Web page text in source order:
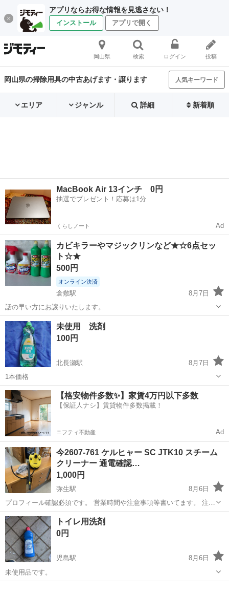
アプリならお得な情報を見逃さない！
インストール アプリで開く
岡山県 検索 ログイン 投稿
岡山県の掃除用具の中古あげます・譲ります 人気キーワード
エリア ジャンル 詳細 新着順
MacBook Air 13インチ 0円
抽選でプレゼント！応募は1分
くらしノート Ad
カビキラーやマジックリンなど★☆6点セッ
ト☆★
500円
オンライン決済
倉敷駅
8月7日
話の早い方にお譲りいたします。
岡山 倉敷市 倉敷駅 掃除用具
未使用 洗剤
100円
北長瀬駅
8月7日
1本価格
岡山 岡山市 北長瀬駅 掃除用具
【格安物件多数✨】家賃4万円以下多数
【保証人ナシ】賃貸物件多数掲載！
ニフティ不動産 Ad
今2607-761 ケルヒャー SC JTK10 スチーム
クリーナー 通電確認…
1,000円
弥生駅
8月6日
プロフィール確認必須です。 営業時間や注意事項等書いてます。 注意
⚠️ 当店はリサイクルショップの為、原則として 返品・交換や修理等の
対応は致しかねます。 家電等に関しましては、ご購入から３日以内に
商品の不備や故障があっ...
岡山 倉敷市 弥生駅 掃除用具
トイレ用洗剤
0円
児島駅
8月6日
未使用品です。